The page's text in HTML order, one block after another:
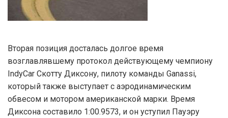
Вторая позиция досталась долгое время
возглавлявшему протокол действующему чемпиону
IndyCar Скотту Диксону, пилоту команды Ganassi,
который также выступает с аэродинамическим
обвесом и мотором американской марки. Время
Диксона составило 1:00.9573, и он уступил Пауэру